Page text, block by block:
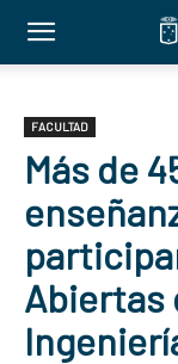
FACULTAD
Más de
Abiertas